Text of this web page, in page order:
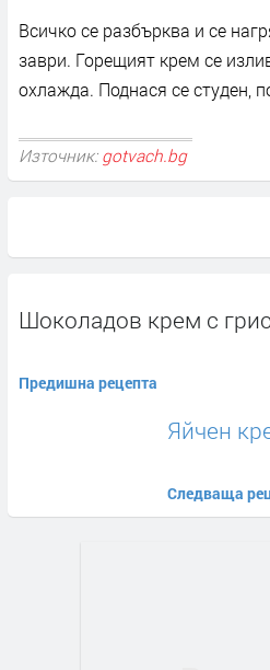
Всичко се разбърква и се
заври. Горещият крем се
охлажда. Поднася се студен,
Източник: gotvach.bg
Шоколадов крем с грис
Предишна рецепта
Яйчен
Следваща